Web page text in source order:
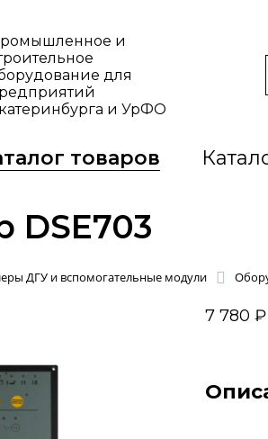
и
для
и УрФО
товаров
DSE703
ДГУ и вспомогательные модули
7 780 ₽